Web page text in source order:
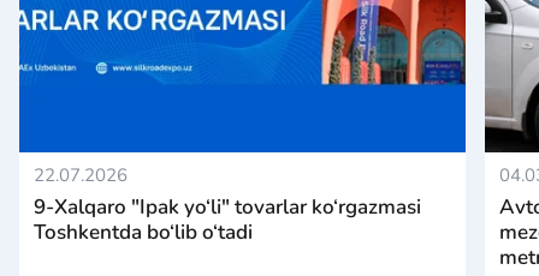
22.07.2026
9-Xalqaro "Ipak yo‘li" tovarlar ko‘rgazmasi
Toshkentda bo‘lib o‘tadi